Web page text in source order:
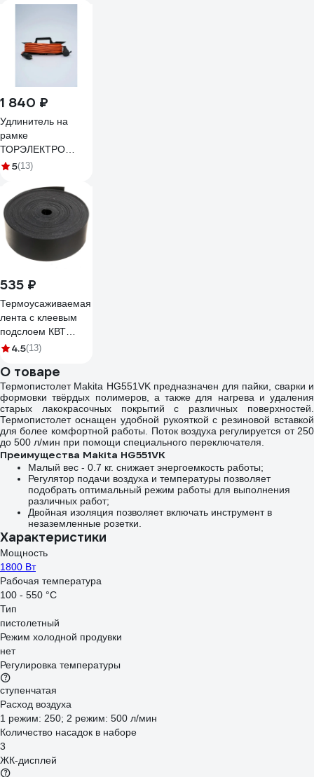
1 840 ₽
Удлинитель на
рамке
ТОРЭЛЕКТРО
серии ВОЛЬТПРОМ
IP20. ВП200
5(13)
535 ₽
Термоусаживаемая
лента с клеевым
подслоем КВТ
ТЛК-25-0.8-5
4.5(13)
О товаре
Термопистолет Makita HG551VK предназначен для пайки, сварки и
формовки твёрдых полимеров, а также для нагрева и удаления
старых лакокрасочных покрытий с различных поверхностей.
Термопистолет оснащен удобной рукояткой с резиновой вставкой
для более комфортной работы. Поток воздуха регулируется от 250
до 500 л/мин при помощи специального переключателя.
Преимущества Makita HG551VK
Малый вес - 0.7 кг. снижает энергоемкость работы;
Регулятор подачи воздуха и температуры позволяет
подобрать оптимальный режим работы для выполнения
различных работ;
Двойная изоляция позволяет включать инструмент в
незаземленные розетки.
Характеристики
Мощность
1800 Вт
Рабочая температура
100 - 550 °С
Тип
пистолетный
Режим холодной продувки
нет
Регулировка температуры
ступенчатая
Расход воздуха
1 режим: 250; 2 режим: 500 л/мин
Количество насадок в наборе
3
ЖК-дисплей